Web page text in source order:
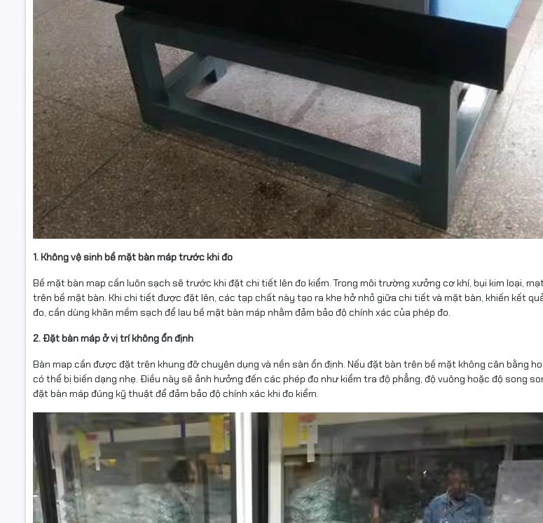
1. Không vệ sinh bề mặt bàn máp trước khi đo
Bề mặt bàn map cần luôn sạch sẽ trước khi đặt chi tiết lên đo kiểm. Trong môi trường xưởng cơ khí, bụi kim loại,
trên bề mặt bàn. Khi chi tiết được đặt lên, các tạp chất này tạo ra khe hở nhỏ giữa chi tiết và mặt bàn, khiến kết
đo, cần dùng khăn mềm sạch để lau bề mặt bàn máp nhằm đảm bảo độ chính xác của phép đo.
2. Đặt bàn máp ở vị trí không ổn định
Bàn map cần được đặt trên khung đỡ chuyên dụng và nền sàn ổn định. Nếu đặt bàn trên bề mặt không cân bằng
có thể bị biến dạng nhẹ. Điều này sẽ ảnh hưởng đến các phép đo như kiểm tra độ phẳng, độ vuông hoặc độ song
đặt bàn máp đúng kỹ thuật để đảm bảo độ chính xác khi đo kiểm.